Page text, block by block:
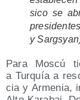
si­co se
y
Para Mos­cú
a Tur­quía a
cia y Arme­nia,